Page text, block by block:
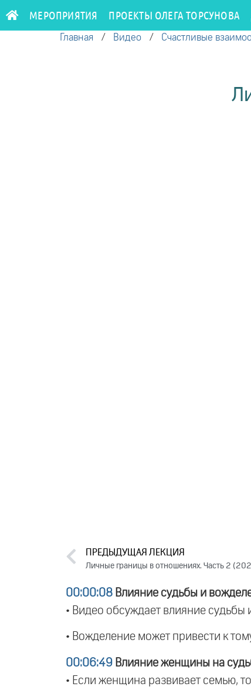
МЕРОПРИЯТИЯ ПРОЕКТЫ ОЛЕГА ТОРСУНОВА
Главная / Видео / Счастливые
ПРЕДЫДУЩАЯ ЛЕКЦИЯ
Личные границы в отношениях. Часть 2
00:00:08 Влияние судьбы и
• Видео обсуждает влияние
• Вожделение может привести к
00:06:49 Влияние женщины на
• Если женщина развивает семью,